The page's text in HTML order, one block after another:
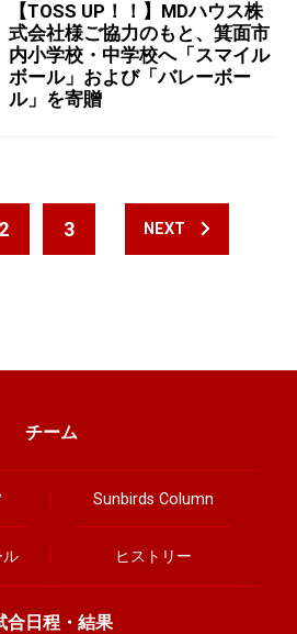
【TOSS UP！！】MDハウス株
式会社様ご協力のもと、箕面市
内小学校・中学校へ「スマイル
ボール」および「バレーボー
ル」を寄贈
2 3 NEXT
チーム
Sunbirds Column
ル ヒストリー
合日程・結果